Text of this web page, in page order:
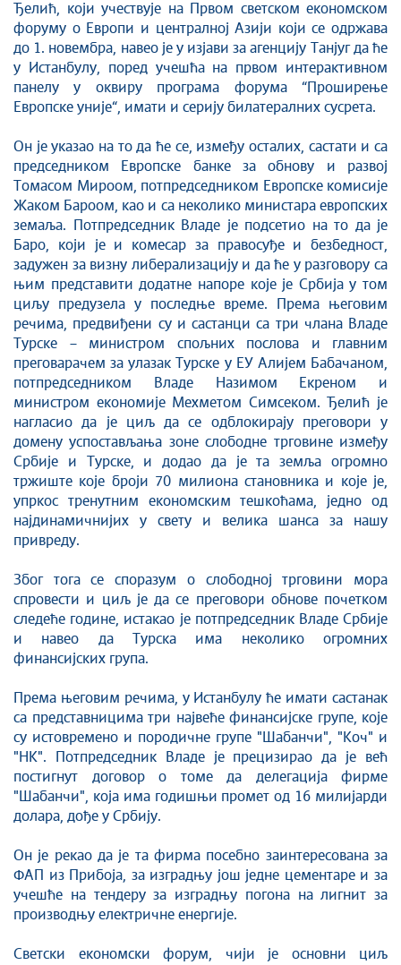
COVID-19 - архива
Ђелић, који учествује на Првом светском економском
форуму о Европи и централној Азији који се одржава
до 1. новембра, навео је у изјави за агенцију Танјуг да ће
у Истанбулу, поред учешћа на првом интерактивном
панелу у оквиру програма форума “Проширење
Европске уније“, имати и серију билатералних сусрета.
Он је указао на то да ће се, између осталих, састати и са
председником Европске банке за обнову и развој
Томасом Мироом, потпредседником Европске комисије
Жаком Бароом, као и са неколико министара европских
земаља. Потпредседник Владе је подсетио на то да је
Баро, који је и комесар за правосуђе и безбедност,
задужен за визну либерализацију и да ће у разговору са
њим представити додатне напоре које је Србија у том
циљу предузела у последње време. Према његовим
речима, предвиђени су и састанци са три члана Владе
Турске – министром спољних послова и главним
преговарачем за улазак Турске у ЕУ Алијем Бабачаном,
потпредседником Владе Назимом Екреном и
министром економије Мехметом Симсеком. Ђелић је
нагласио да је циљ да се одблокирају преговори у
домену успостављања зоне слободне трговине између
Србије и Турске, и додао да је та земља огромно
тржиште које броји 70 милиона становника и које је,
упркос тренутним економским тешкоћама, једно од
најдинамичнијих у свету и велика шанса за нашу
привреду.
Због тога се споразум о слободној трговини мора
спровести и циљ је да се преговори обнове почетком
следеће године, истакао је потпредседник Владе Србије
и навео да Турска има неколико огромних
финансијских група.
Према његовим речима, у Истанбулу ће имати састанак
са представницима три највеће финансијске групе, које
су истовремено и породичне групе "Шабанчи", "Коч" и
"НК". Потпредседник Владе је прецизирао да је већ
постигнут договор о томе да делегација фирме
"Шабанчи", која има годишњи промет од 16 милијарди
долара, дође у Србију.
Он је рекао да је та фирма посебно заинтересована за
ФАП из Прибоја, за изградњу још једне цементаре и за
учешће на тендеру за изградњу погона на лигнит за
производњу електричне енергије.
Светски економски форум, чији је основни циљ